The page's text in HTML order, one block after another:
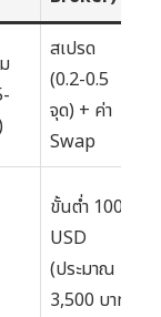
สเปรด
(0.2-0.5
จุด) + ค่า
Swap
ขั้นต่ำ 100
USD
(ประมาณ
3,500 บาท)